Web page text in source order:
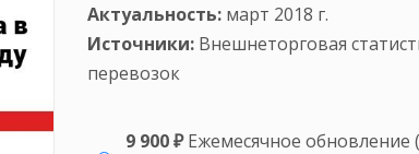
Актуальность: март 2018 г.
Источники: Внешнеторговая
перевозок
9 900 ₽ Ежемесячное обновление